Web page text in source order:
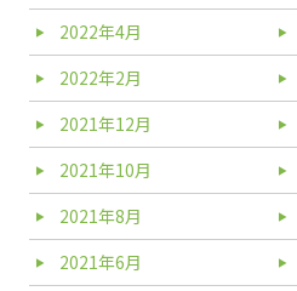
2022年4月
2022年2月
2021年12月
2021年10月
2021年8月
2021年6月